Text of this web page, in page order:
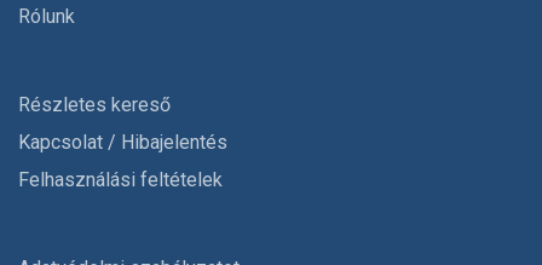
Rólunk
Részletes kereső
Kapcsolat / Hibajelentés
Felhasználási feltételek